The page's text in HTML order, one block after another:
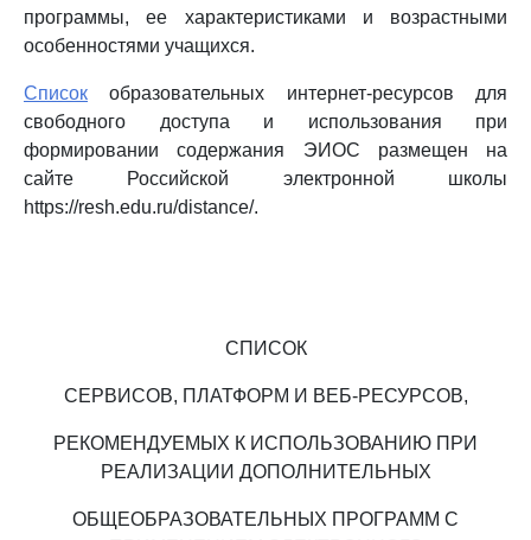
программы, ее характеристиками и возрастными
особенностями учащихся.
Список образовательных интернет-ресурсов для
свободного доступа и использования при
формировании содержания ЭИОС размещен на
сайте Российской электронной школы
https://resh.edu.ru/distance/.
СПИСОК
СЕРВИСОВ, ПЛАТФОРМ И ВЕБ-РЕСУРСОВ,
РЕКОМЕНДУЕМЫХ К ИСПОЛЬЗОВАНИЮ ПРИ
РЕАЛИЗАЦИИ ДОПОЛНИТЕЛЬНЫХ
ОБЩЕОБРАЗОВАТЕЛЬНЫХ ПРОГРАММ С